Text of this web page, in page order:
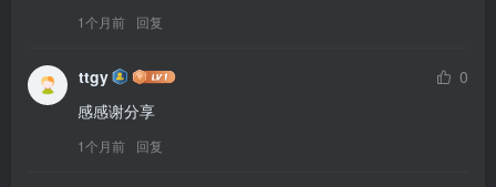
1个月前 回复
ttgy
0
感感谢分享
1个月前 回复